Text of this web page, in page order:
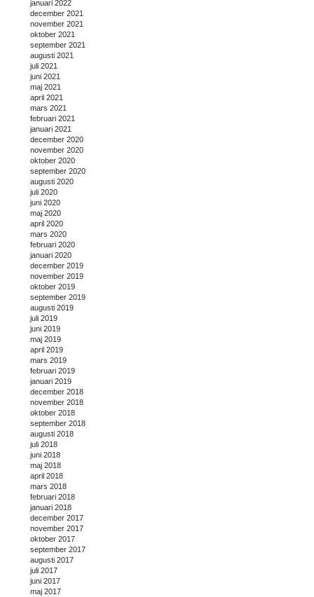
januari 2022
december 2021
november 2021
oktober 2021
september 2021
augusti 2021
juli 2021
juni 2021
maj 2021
april 2021
mars 2021
februari 2021
januari 2021
december 2020
november 2020
oktober 2020
september 2020
augusti 2020
juli 2020
juni 2020
maj 2020
april 2020
mars 2020
februari 2020
januari 2020
december 2019
november 2019
oktober 2019
september 2019
augusti 2019
juli 2019
juni 2019
maj 2019
april 2019
mars 2019
februari 2019
januari 2019
december 2018
november 2018
oktober 2018
september 2018
augusti 2018
juli 2018
juni 2018
maj 2018
april 2018
mars 2018
februari 2018
januari 2018
december 2017
november 2017
oktober 2017
september 2017
augusti 2017
juli 2017
juni 2017
maj 2017